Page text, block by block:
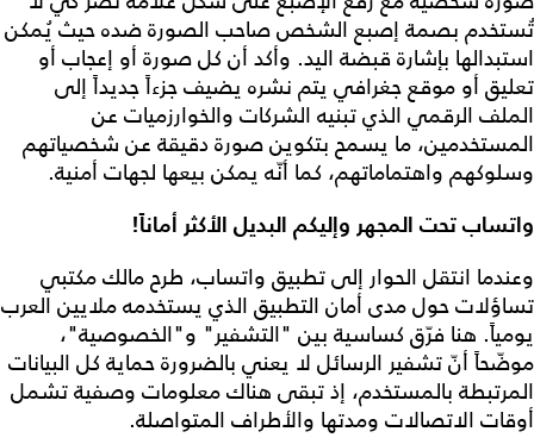
تُستخدم بصمة إصبع الشخص صاحب الصورة ضده حيث يُمكن
استبدالها بإشارة قبضة اليد. وأكد أن كل صورة أو إعجاب أو
تعليق أو موقع جغرافي يتم نشره يضيف جزءاً جديداً إلى
الملف الرقمي الذي تبنيه الشركات والخوارزميات عن
المستخدمين، ما يسمح بتكوين صورة دقيقة عن شخصياتهم
وسلوكهم واهتماماتهم، كما أنّه يمكن بيعها لجهات أمنية.
واتساب تحت المجهر وإليكم البديل الأكثر أماناً!
وعندما انتقل الحوار إلى تطبيق واتساب، طرح مالك مكتبي
تساؤلات حول مدى أمان التطبيق الذي يستخدمه ملايين العرب
يومياً. هنا فرّق كساسية بين "التشفير" و"الخصوصية"،
موضّحاً أنّ تشفير الرسائل لا يعني بالضرورة حماية كل البيانات
المرتبطة بالمستخدم، إذ تبقى هناك معلومات وصفية تشمل
أوقات الاتصالات ومدتها والأطراف المتواصلة.